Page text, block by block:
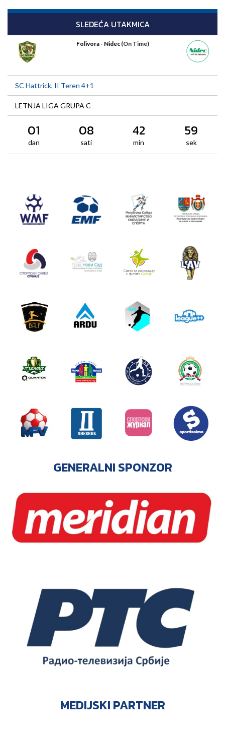
SLEDEĆA UTAKMICA
Folivora - Nidec(On Time)
SC Hattrick, II Teren 4+1
LETNJA LIGA GRUPA C
01
dan
08
sati
42
min
59
sek
GENERALNI SPONZOR
MEDIJSKI PARTNER